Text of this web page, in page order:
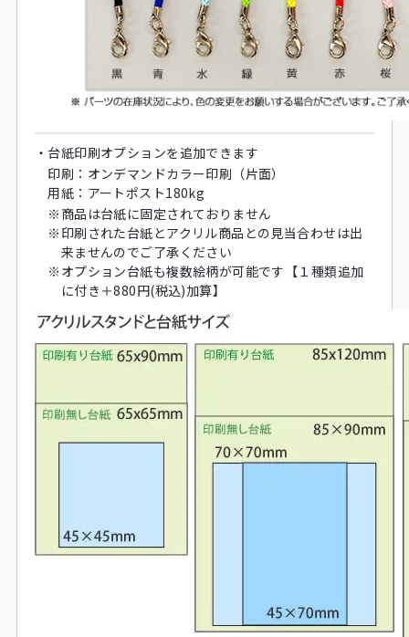
・ 台紙印刷オプションを追加できます
印刷： オンデマンドカラー印刷（片面）
用紙： アートポスト180kg
※ 商品は台紙に固定されておりません
※ 印刷された台紙とアクリル商品との見当合わせは出
来ませんのでご了承ください
※ オプション台紙も複数絵柄が可能です【１種類追加
に付き＋880円(税込)加算】